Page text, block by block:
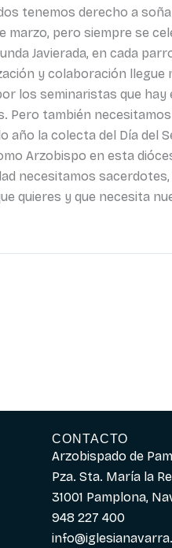
tenemos derecho a
marzo, pero siempre se
Javierada, en cada
y colaboración llegue
los seminaristas que
Pero también
la colecta del Día del
Arzobispo en esta
necesitamos
quieres y que necesita
CONTACTO
Arzobispado de
Pza. Sta. María la
31001 Pamplona,
948 227 400